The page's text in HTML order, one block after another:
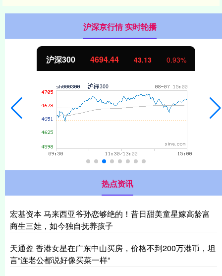
沪深京行情 实时轮播
北证50 1134.24 11.37 1.01%
热点资讯
宏基资本 马来西亚爷孙恋够绝的！昔日甜美童星嫁高龄富
商生三娃，如今独自抚养孩子
天通盈 香港女星在广东中山买房，价格不到200万港币，坦
言“连老公都说好像买菜一样”